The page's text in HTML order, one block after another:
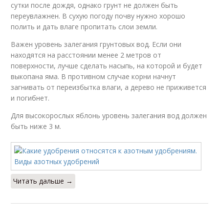
сутки после дождя, однако грунт не должен быть
переувлажнен. В сухую погоду почву нужно хорошо
полить и дать влаге пропитать слои земли.
Важен уровень залегания грунтовых вод. Если они
находятся на расстоянии менее 2 метров от
поверхности, лучше сделать насыпь, на которой и будет
выкопана яма. В противном случае корни начнут
загнивать от переизбытка влаги, а дерево не приживется
и погибнет.
Для высокорослых яблонь уровень залегания вод должен
быть ниже 3 м.
Читать дальше →